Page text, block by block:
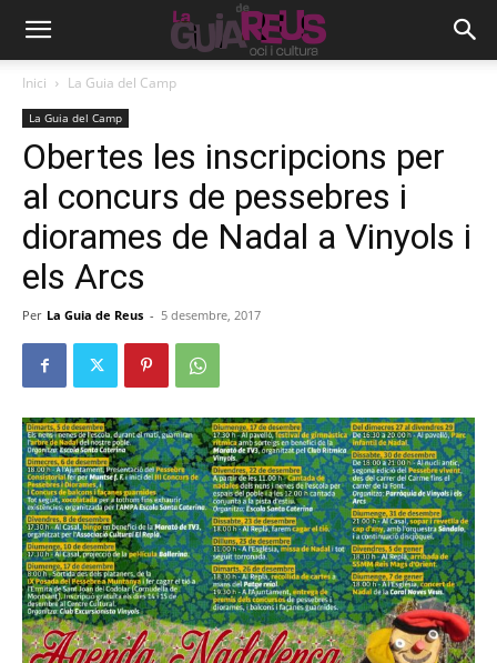
Inici La Guia del Camp
La Guia del Camp
Obertes les inscripcions per
al concurs de pessebres i
diorames de Nadal a Vinyols i
els Arcs
Per La Guia de Reus - 5 desembre, 2017